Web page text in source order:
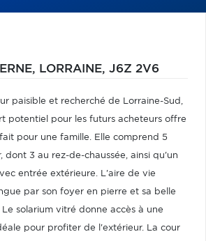
LORRAINE, J6Z 2V6
paisible et recherché de Lorraine-Sud,
potentiel pour les futurs acheteurs offre
pour une famille. Elle comprend 5
dont 3 au rez-de-chaussée, ainsi qu'un
entrée extérieure. L'aire de vie
par son foyer en pierre et sa belle
Le solarium vitré donne accès à une
pour profiter de l'extérieur. La cour